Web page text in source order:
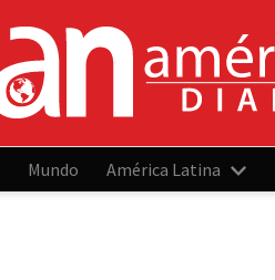
Mundo América Latina